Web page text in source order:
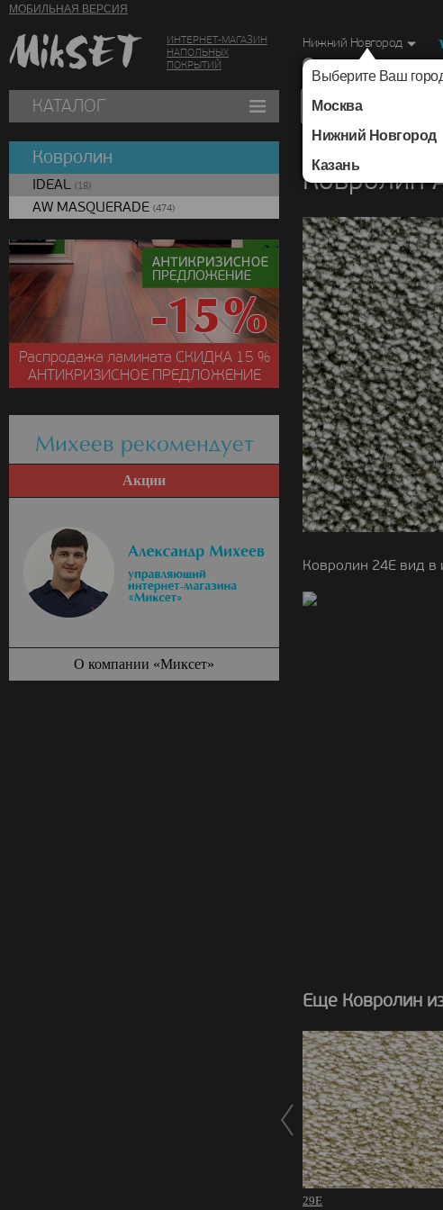
МОБИЛЬНАЯ ВЕРСИЯ
ИНТЕРНЕТ-МАГАЗИН
НАПОЛЬНЫХ
ПОКРЫТИЙ
Нижний Новгород
Выберите Ваш
Москва
Нижний Новгород
Казань
г. Нижний Новгород,
КАТАЛОГ
Ковролин
Ковролин 24E вид в
Еще Ковролин
29E
Ковролин
IDEAL (18)
AW MASQUERADE (474)
Распродажа ламината СКИДКА15 %
АНТИКРИЗИСНОЕ ПРЕДЛОЖЕНИЕ
Михеев рекомендует
Акции
О компании «Миксет»